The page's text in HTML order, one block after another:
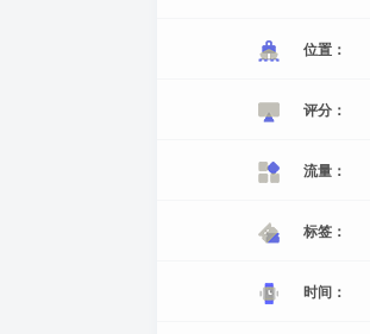
位置：
评分：
流量：
标签：
时间：